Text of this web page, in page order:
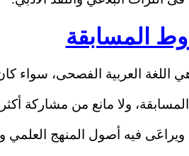
المسابقة
اللغة العربية الفصحى، سواء
ولا مانع من مشاركة
فيه أصول المنهج العلمي